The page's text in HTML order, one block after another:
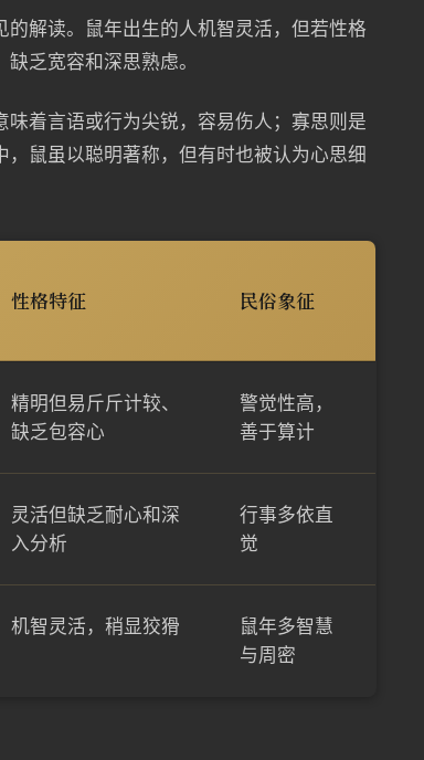
解读。鼠年出生的人机智灵活，但若性格
乏宽容和深思熟虑。
着言语或行为尖锐，容易伤人；寡思则是
鼠虽以聪明著称，但有时也被认为心思细
性格特征 民俗象征
精明但易斤斤计较、
缺乏包容心
警觉性高，
善于算计
灵活但缺乏耐心和深
入分析
行事多依直
觉
机智灵活，稍显狡猾
鼠年多智慧
与周密